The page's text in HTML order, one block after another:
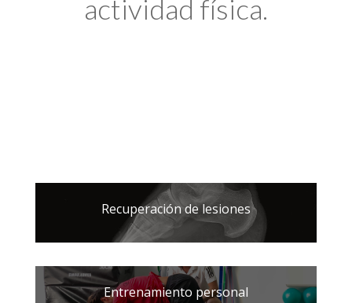
actividad física.
Recuperación de lesiones
Entrenamiento personal